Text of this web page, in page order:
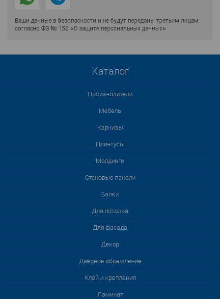
Ваши данные в безопасности и не будут переданы третьим лицам
согласно ФЗ № 152 «О защите персональных данных»
Каталог
Производители
Мебель
Карнизы
Плинтусы
Молдинги
Стеновые панели
Балки
Для потолка
Для фасада
Декор
Дверное обрамление
Клей и крепления
Ламинат